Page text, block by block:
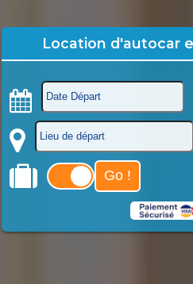
Location d'autocar
Go !